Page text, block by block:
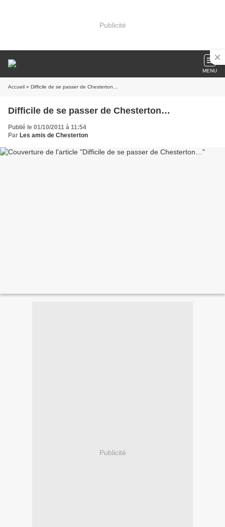
Publicité
MENU
Accueil » Difficile de se passer de Chesterton…
Difficile de se passer de Chesterton…
Publié le 01/10/2011 à 11:54
Par Les amis de Chesterton
Publicité